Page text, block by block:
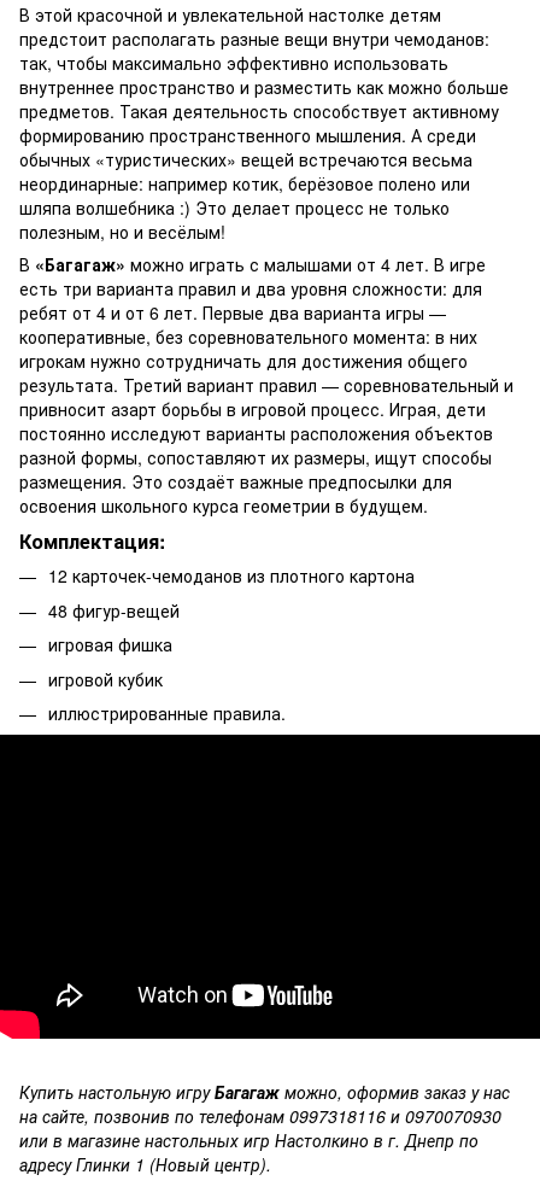
В этой красочной и увлекательной настолке детям
предстоит располагать разные вещи внутри чемоданов:
так, чтобы максимально эффективно использовать
внутреннее пространство и разместить как можно больше
предметов. Такая деятельность способствует активному
формированию пространственного мышления. А среди
обычных «туристических» вещей встречаются весьма
неординарные: например котик, берёзовое полено или
шляпа волшебника :) Это делает процесс не только
полезным, но и весёлым!
В «Багагаж» можно играть с малышами от 4 лет. В игре
есть три варианта правил и два уровня сложности: для
ребят от 4 и от 6 лет. Первые два варианта игры —
кооперативные, без соревновательного момента: в них
игрокам нужно сотрудничать для достижения общего
результата. Третий вариант правил — соревновательный и
привносит азарт борьбы в игровой процесс. Играя, дети
постоянно исследуют варианты расположения объектов
разной формы, сопоставляют их размеры, ищут способы
размещения. Это создаёт важные предпосылки для
освоения школьного курса геометрии в будущем.
Комплектация:
12 карточек-чемоданов из плотного картона
48 фигур-вещей
игровая фишка
игровой кубик
иллюстрированные правила.
Купить настольную игруБагагаж можно, оформив заказ у нас
на сайте, позвонив по телефонам 0997318116 и 0970070930
или в магазине настольных игр Настолкино в г. Днепр по
адресу Глинки 1 (Новый центр).